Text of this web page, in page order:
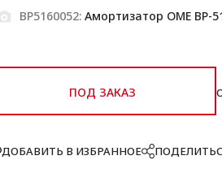
BP5160052:Амортизатор OME BP-51
ПОД ЗАКАЗ
ДОБАВИТЬ В ИЗБРАННОЕ